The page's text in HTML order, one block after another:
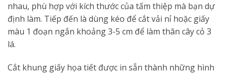
nhau, phù hợp với kích thước của tấm thiệp mà bạn dự
định làm. Tiếp đến là dùng kéo để cắt vải nỉ hoặc giấy
màu 1 đoạn ngắn khoảng 3-5 cm để làm thân cây cỏ 3
lá.
Cắt khung giấy họa tiết được in sẵn thành những hình